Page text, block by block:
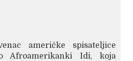
američke spisateljice
Afroamerikanki Idi, koja